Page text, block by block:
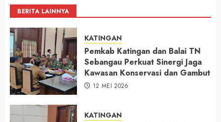
BERITA LAINNYA
KATINGAN
Pemkab Katingan dan Balai TN
Sebangau Perkuat Sinergi Jaga
Kawasan Konservasi dan Gambut
12 MEI 2026
KATINGAN